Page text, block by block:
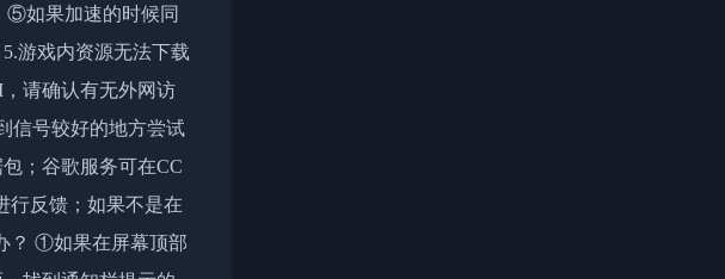
⑤如果加速的时候同
游戏内资源无法下载
请确认有无外网访
信号较好的地方尝试
；谷歌服务可在CC
行反馈；如果不是在
？ ①如果在屏幕顶部